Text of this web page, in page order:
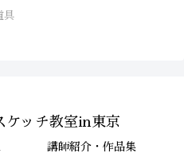
具
ケッチ教室in東京
講師紹介・作品集